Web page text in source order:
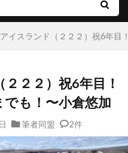
イスランド（２２２）祝6年目
２２）祝6年目！
も！〜小倉悠加
筆者同盟 2件